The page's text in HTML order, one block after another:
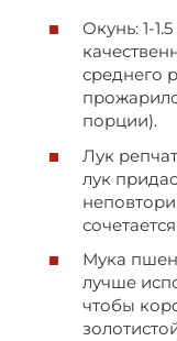
Окунь: 1-
среднего
порции).
Лук
лук
Мука
лучше
чтобы